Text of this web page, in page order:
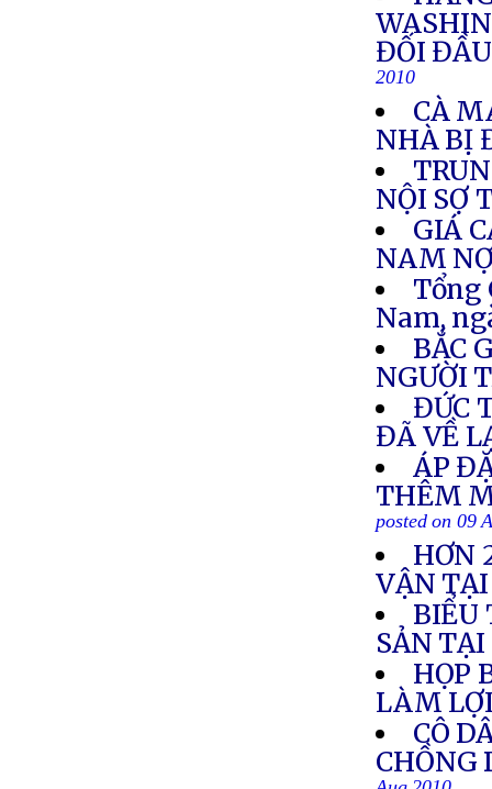
ĐỐI
2010
CÀ
NHÀ BỊ
NỘI SỢ
GIÁ
NAM
Tổng
Nam,
BẮC
NGƯỜI
ĐỨC
ĐÃ VỀ
ÁP
THÊM
posted on 09
HƠN
VẬN
BIỂU
SẢN
HỌP
LÀM
CÔ
CHỒNG